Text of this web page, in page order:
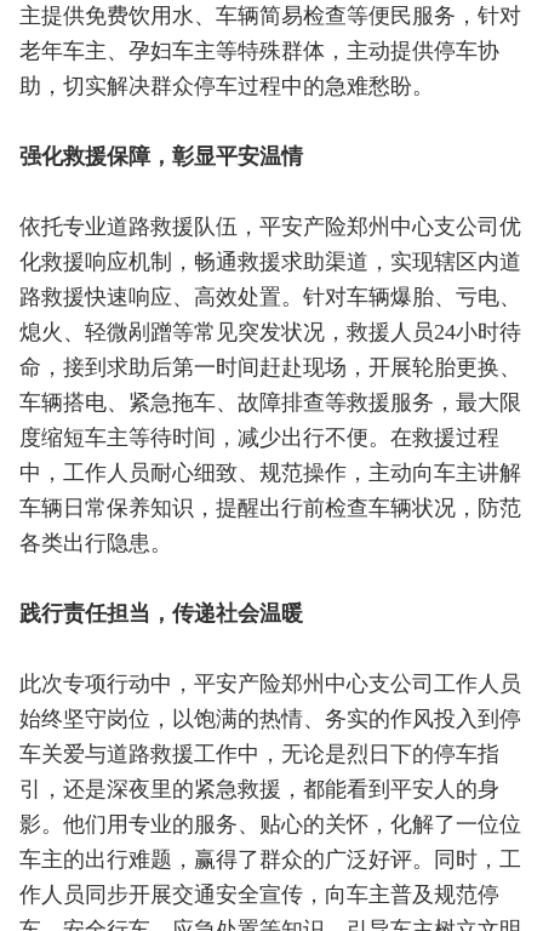
主提供免费饮用水、车辆简易检查等便民服务，针对
老年车主、孕妇车主等特殊群体，主动提供停车协
助，切实解决群众停车过程中的急难愁盼。
强化救援保障，彰显平安温情
依托专业道路救援队伍，平安产险郑州中心支公司优
化救援响应机制，畅通救援求助渠道，实现辖区内道
路救援快速响应、高效处置。针对车辆爆胎、亏电、
熄火、轻微剐蹭等常见突发状况，救援人员24小时待
命，接到求助后第一时间赶赴现场，开展轮胎更换、
车辆搭电、紧急拖车、故障排查等救援服务，最大限
度缩短车主等待时间，减少出行不便。在救援过程
中，工作人员耐心细致、规范操作，主动向车主讲解
车辆日常保养知识，提醒出行前检查车辆状况，防范
各类出行隐患。
践行责任担当，传递社会温暖
此次专项行动中，平安产险郑州中心支公司工作人员
始终坚守岗位，以饱满的热情、务实的作风投入到停
车关爱与道路救援工作中，无论是烈日下的停车指
引，还是深夜里的紧急救援，都能看到平安人的身
影。他们用专业的服务、贴心的关怀，化解了一位位
车主的出行难题，赢得了群众的广泛好评。同时，工
作人员同步开展交通安全宣传，向车主普及规范停